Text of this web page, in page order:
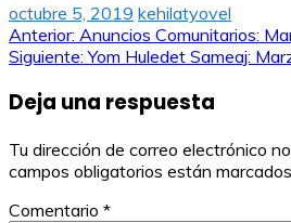
octubre 5, 2019 kehilatyovel
Navegación
entradas
Anterior: Anuncios Comunitarios:
Siguiente: Yom Huledet Sameaj:
Deja una respuesta
Tu dirección de correo electrónico
campos obligatorios están
Comentario *